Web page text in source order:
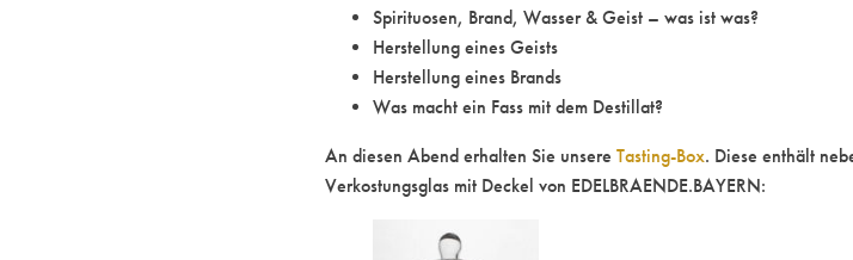
Spirituosen, Brand, Wasser & Geist – was ist was?
Herstellung eines Geists
Herstellung eines Brands
Was macht ein Fass mit dem Destillat?
An diesen Abend erhalten Sie unsere Tasting-Box. Diese enthält
Verkostungsglas mit Deckel von EDELBRAENDE.BAYERN: